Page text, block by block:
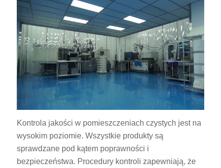
Kontrola jakości w pomieszczeniach czystych jest na
wysokim poziomie. Wszystkie produkty są
sprawdzane pod kątem poprawności i
bezpieczeństwa. Procedury kontroli zapewniają, że